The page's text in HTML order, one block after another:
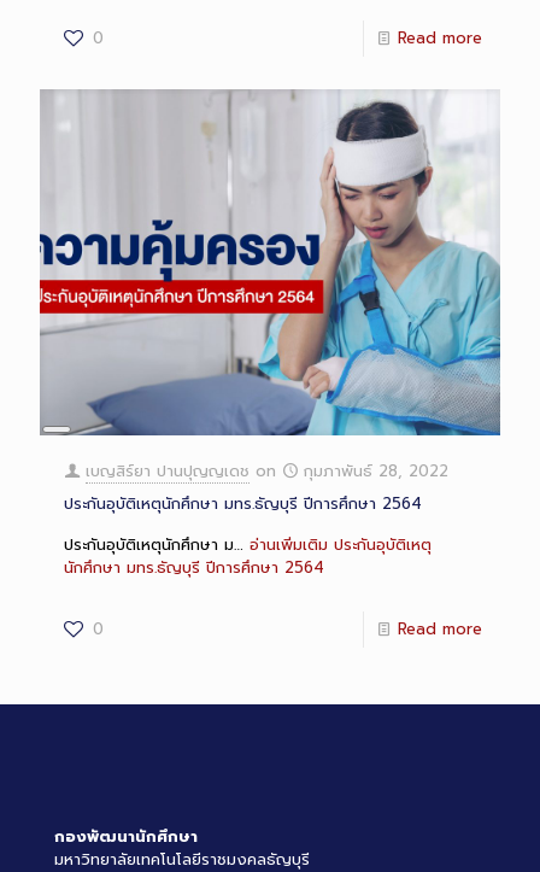
0 Read more
Long
Description
เบญสิร์ยา ปานปุญญเดช on
กุมภาพันธ์ 28, 2022
ประกันอุบัติเหตุนักศึกษา มทร.ธัญบุรี ปีการศึกษา 2564
ประกันอุบัติเหตุนักศึกษา ม… อ่านเพิ่มเติม ประกันอุบัติเหตุ
นักศึกษา มทร.ธัญบุรี ปีการศึกษา 2564
0 Read more
กองพัฒนานักศึกษา
มหาวิทยาลัยเทคโนโลยีราชมงคลธัญบุรี